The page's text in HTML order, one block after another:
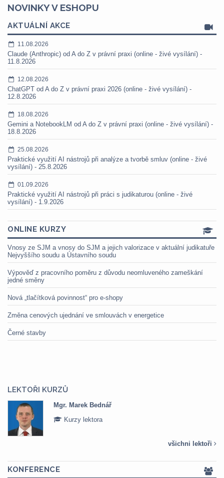
NOVINKY V ESHOPU
AKTUÁLNÍ AKCE
11.08.2026
Claude (Anthropic) od A do Z v právní praxi (online - živé vysílání) -
11.8.2026
12.08.2026
ChatGPT od A do Z v právní praxi 2026 (online - živé vysílání) -
12.8.2026
18.08.2026
Gemini a NotebookLM od A do Z v právní praxi (online - živé vysílání) -
18.8.2026
25.08.2026
Praktické využití AI nástrojů při analýze a tvorbě smluv (online - živé
vysílání) - 25.8.2026
01.09.2026
Praktické využití AI nástrojů při práci s judikaturou (online - živé
vysílání) - 1.9.2026
ONLINE KURZY
Vnosy ze SJM a vnosy do SJM a jejich valorizace v aktuální judikatuře
Nejvyššího soudu a Ústavního soudu
Výpověď z pracovního poměru z důvodu neomluveného zameškání
jedné směny
Nová „tlačítková povinnost“ pro e-shopy
Změna cenových ujednání ve smlouvách v energetice
Černé stavby
LEKTOŘI KURZŮ
Mgr. Marek Bednář
Kurzy lektora
všichni lektoři
KONFERENCE